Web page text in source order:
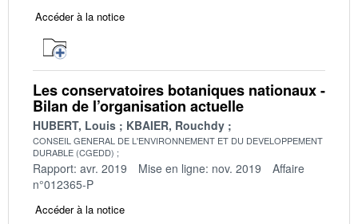
Accéder à la notice
Les conservatoires botaniques nationaux -
Bilan de l’organisation actuelle
HUBERT, Louis KBAIER, Rouchdy
CONSEIL GENERAL DE L'ENVIRONNEMENT ET DU DEVELOPPEMENT
DURABLE (CGEDD)
Rapport: avr. 2019 Mise en ligne: nov. 2019
Affaire
n°012365-P
Accéder à la notice